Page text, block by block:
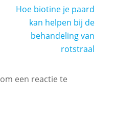
Hoe biotine je paard
kan helpen bij de
behandeling van
rotstraal
om een reactie te